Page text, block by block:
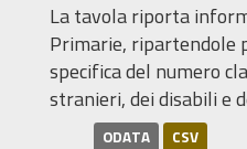
La tavola riporta
Primarie, ripartendole
specifica del numero
stranieri, dei disabili e
ODATA CSV